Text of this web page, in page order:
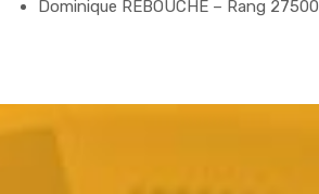
Dominique REBOUCHE – Rang 27500